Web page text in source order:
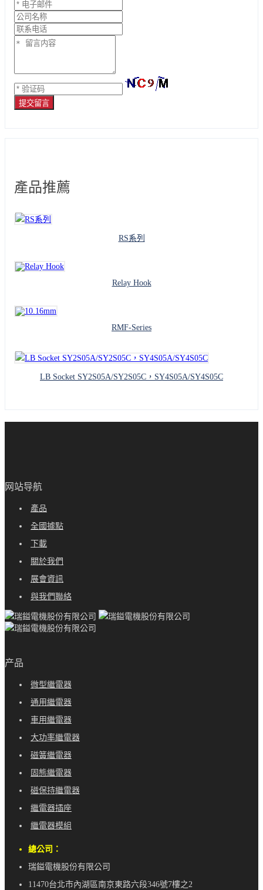
提交留言
產品推薦
RS系列
Relay Hook
RMF-Series
LB Socket SY2S05A/SY2S05C，SY4S05A/SY4S05C
网站导航
產品
全國據點
下載
關於我們
展會資訊
與我們聯絡
产品
微型繼電器
通用繼電器
車用繼電器
大功率繼電器
磁簧繼電器
固態繼電器
磁保持繼電器
繼電器插座
繼電器模組
總公司：
瑞鎰電機股份有限公司
11470台北市內湖區南京東路六段346號7樓之2